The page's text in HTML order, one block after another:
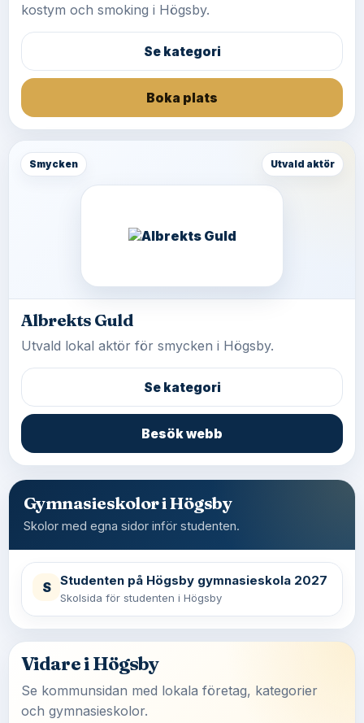
kostym och smoking i Högsby.
Se kategori
Boka plats
Smycken Utvald aktör
Albrekts Guld
Utvald lokal aktör för smycken i Högsby.
Se kategori
Besök webb
Gymnasieskolor i Högsby
Skolor med egna sidor inför studenten.
S Studenten på Högsby gymnasieskola 2027
Skolsida för studenten i Högsby
Vidare i Högsby
Se kommunsidan med lokala företag, kategorier
och gymnasieskolor.